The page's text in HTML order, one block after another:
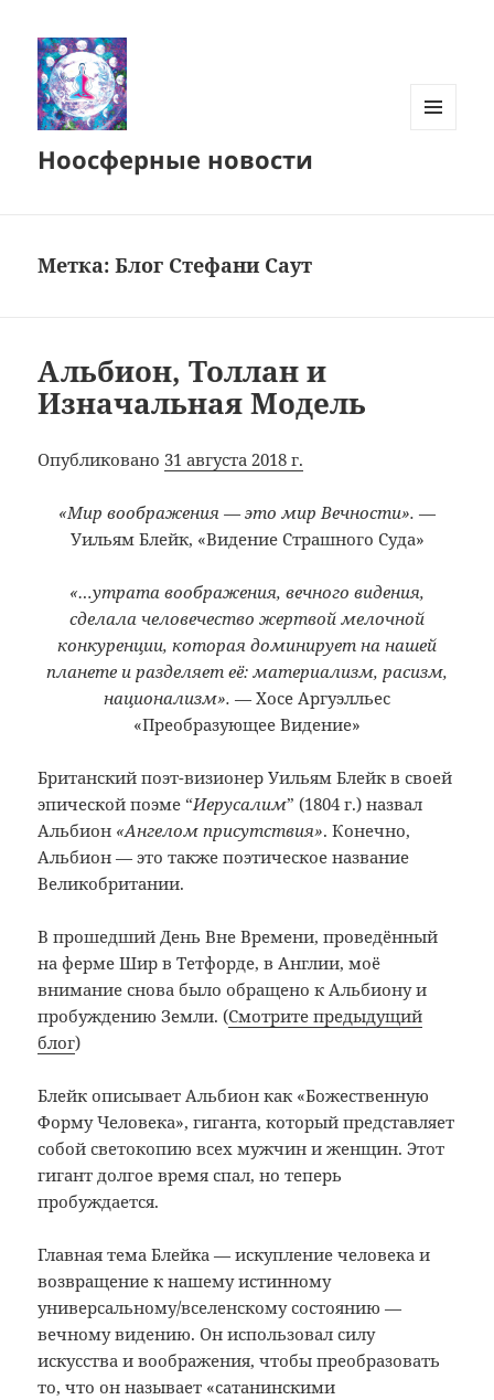
Ноосферные новости
Метка:Блог Стефани Саут
Альбион, Толлан и
Изначальная Модель
Опубликовано 31 августа 2018 г.
«Мир воображения — это мир Вечности». —
Уильям Блейк, «Видение Страшного Суда»
«…утрата воображения, вечного видения,
сделала человечество жертвой мелочной
конкуренции, которая доминирует на нашей
планете и разделяет её: материализм, расизм,
национализм». — Хосе Аргуэлльес
«Преобразующее Видение»
Британский поэт-визионер Уильям Блейк в своей
эпической поэме “Иерусалим” (1804 г.) назвал
Альбион «Ангелом присутствия». Конечно,
Альбион — это также поэтическое название
Великобритании.
В прошедший День Вне Времени, проведённый
на ферме Шир в Тетфорде, в Англии, моё
внимание снова было обращено к Альбиону и
пробуждению Земли. (Смотрите предыдущий
блог)
Блейк описывает Альбион как «Божественную
Форму Человека», гиганта, который представляет
собой светокопию всех мужчин и женщин. Этот
гигант долгое время спал, но теперь
пробуждается.
Главная тема Блейка — искупление человека и
возвращение к нашему истинному
универсальному/вселенскому состоянию —
вечному видению. Он использовал силу
искусства и воображения, чтобы преобразовать
то, что он называет «сатанинскими